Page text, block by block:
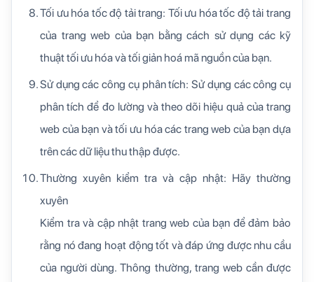
Tối ưu hóa tốc độ tải trang: Tối ưu hóa tốc độ tải trang
của trang web của bạn bằng cách sử dụng các kỹ
thuật tối ưu hóa và tối giản hoá mã nguồn của bạn.
Sử dụng các công cụ phân tích: Sử dụng các công cụ
phân tích để đo lường và theo dõi hiệu quả của trang
web của bạn và tối ưu hóa các trang web của bạn dựa
trên các dữ liệu thu thập được.
Thường xuyên kiểm tra và cập nhật: Hãy thường
xuyên
Kiểm tra và cập nhật trang web của bạn để đảm bảo
rằng nó đang hoạt động tốt và đáp ứng được nhu cầu
của người dùng. Thông thường, trang web cần được